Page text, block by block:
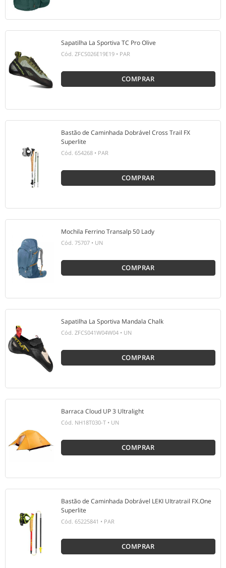
Sapatilha La Sportiva TC Pro Olive
Cód. ZFCS026E19E19 • PAR
COMPRAR
Bastão de Caminhada Dobrável Cross Trail FX
Superlite
Cód. 654268 • PAR
COMPRAR
Mochila Ferrino Transalp 50 Lady
Cód. 75707 • UN
COMPRAR
Sapatilha La Sportiva Mandala Chalk
Cód. ZFCS041W04W04 • UN
COMPRAR
Barraca Cloud UP 3 Ultralight
Cód. NH18T030-T • UN
COMPRAR
Bastão de Caminhada Dobrável LEKI UItratrail FX.One
Superlite
Cód. 65225841 • PAR
COMPRAR